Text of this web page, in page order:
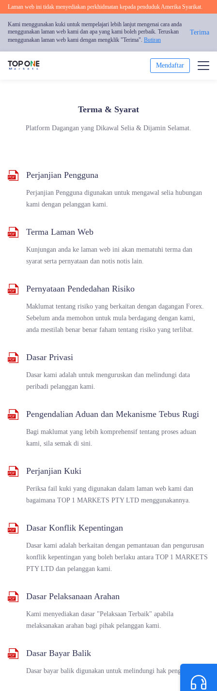
Laman web ini tidak menyediakan perkhidmatan kepada penduduk Amerika Syarikat.
Kami menggunakan kuki untuk mempelajari lebih lanjut mengenai cara anda
menggunakan laman web kami dan apa yang kami boleh perbaik. Teruskan
menggunakan laman web kami dengan mengklik "Terima". Butiran
Terima
Mendaftar
Promosi
Trader | Partners
Terma & Syarat
Platform Dagangan yang Dikawal Selia & Dijamin Selamat.
Perjanjian Pengguna
Perjanjian Pengguna digunakan untuk mengawal selia hubungan
kami dengan pelanggan kami.
Terma Laman Web
Kunjungan anda ke laman web ini akan mematuhi terma dan
syarat serta pernyataan dan notis notis lain.
Pernyataan Pendedahan Risiko
Maklumat tentang risiko yang berkaitan dengan dagangan Forex.
Sebelum anda memohon untuk mula berdagang dengan kami,
anda mestilah benar benar faham tentang risiko yang terlibat.
Dasar Privasi
Dasar kami adalah untuk menguruskan dan melindungi data
peribadi pelanggan kami.
Pengendalian Aduan dan Mekanisme Tebus Rugi
Bagi maklumat yang lebih komprehensif tentang proses aduan
kami, sila semak di sini.
Perjanjian Kuki
Periksa fail kuki yang digunakan dalam laman web kami dan
bagaimana TOP 1 MARKETS PTY LTD menggunakannya.
Dasar Konflik Kepentingan
Dasar kami adalah berkaitan dengan pemantauan dan pengurusan
konflik kepentingan yang boleh berlaku antara TOP 1 MARKETS
PTY LTD dan pelanggan kami.
Dasar Pelaksanaan Arahan
Kami menyediakan dasar "Pelaksaan Terbaik" apabila
melaksanakan arahan bagi pihak pelanggan kami.
Dasar Bayar Balik
Dasar bayar balik digunakan untuk melindungi hak pengguna.